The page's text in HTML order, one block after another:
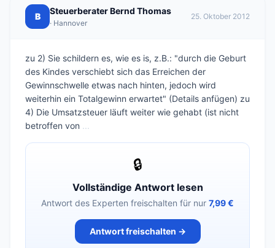
B
Steuerberater Bernd Thomas
· Hannover
25. Oktober 2012
zu 2) Sie schildern es, wie es is, z.B.: "durch die Geburt
des Kindes verschiebt sich das Erreichen der
Gewinnschwelle etwas nach hinten, jedoch wird
weiterhin ein Totalgewinn erwartet" (Details anfügen) zu
4) Die Umsatzsteuer läuft weiter wie gehabt (ist nicht
betroffen von ...
🔒
Vollständige Antwort lesen
Antwort des Experten freischalten für nur 7,99 €
Antwort freischalten →